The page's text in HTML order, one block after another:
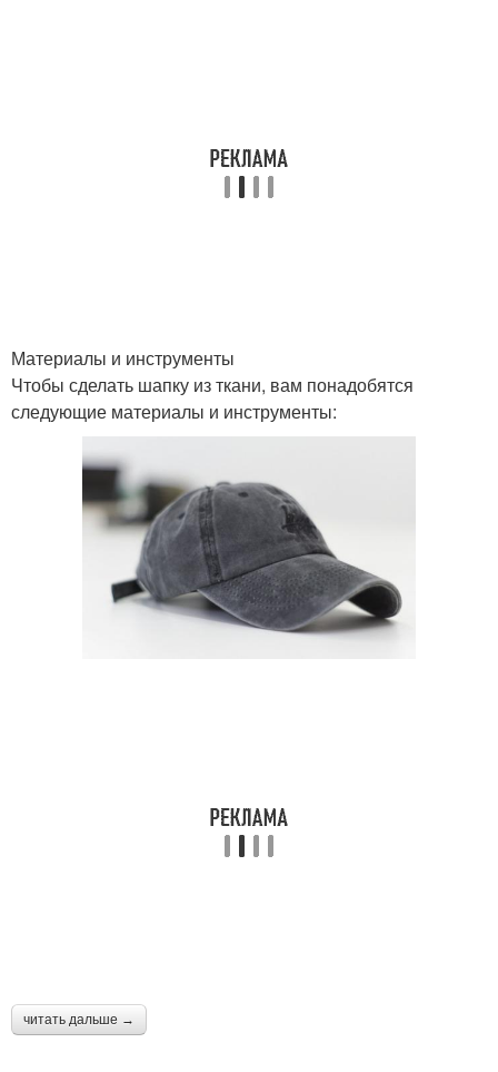
Материалы и инструменты
Чтобы сделать шапку из ткани, вам понадобятся
следующие материалы и инструменты:
читать дальше →